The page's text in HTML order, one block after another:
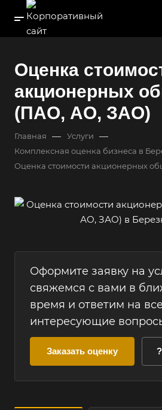
Оценка
акционерных
(ПАО, АО, ЗАО)
Главная — Услуги —
Комплексная оценка бизнеса в
Оценка стоимости акционерных
Оформите заявку на
свяжемся с вами в
время и ответим на все
интересующие
Заказать оценку ?